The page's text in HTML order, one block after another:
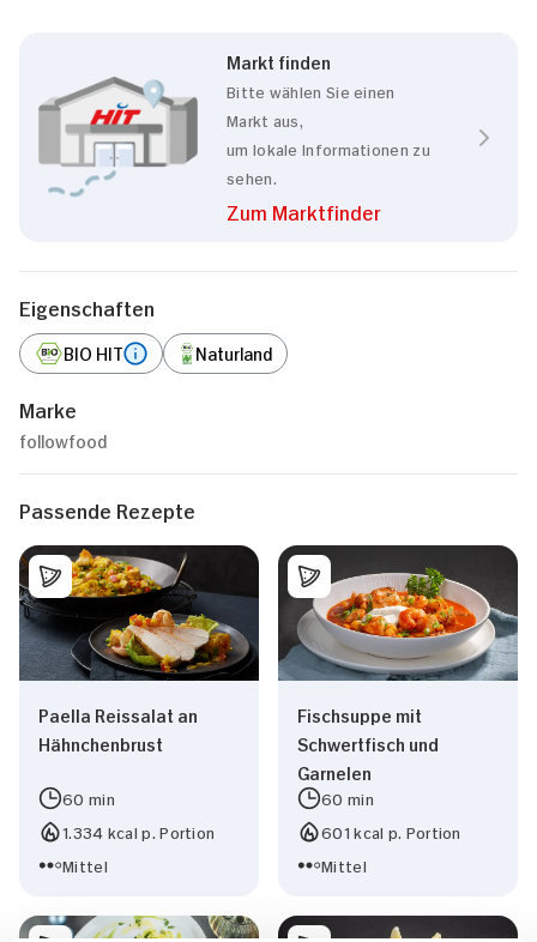
Markt finden
Bitte wählen Sie einen
Markt aus,
um lokale Informationen zu
sehen.
Zum Marktfinder
Eigenschaften
BIO HIT Naturland
Marke
followfood
Passende Rezepte
Paella Reissalat an
Hähnchenbrust
60 min
1.334 kcal p. Portion
Mittel
Fischsuppe mit
Schwertfisch und
Garnelen
60 min
601 kcal p. Portion
Mittel